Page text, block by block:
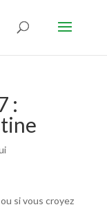
:
si vous croyez